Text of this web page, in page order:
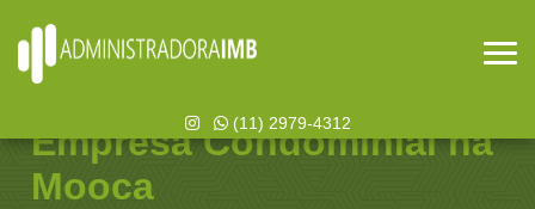
(11) 2979-4312
Empresa Condominial na
Mooca